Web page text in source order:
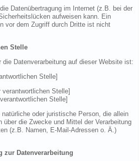
Datenübertragung im Internet (z.B. bei der
aufweisen kann. Ein
vor dem Zugriff durch Dritte ist nicht
Stelle
die Datenverarbeitung auf dieser Website ist:
Stelle]
Stelle]
Stelle]
oder juristische Person, die allein
über die Zwecke und Mittel der Verarbeitung
(z.B. Namen, E-Mail-Adressen o. Ä.)
Datenverarbeitung